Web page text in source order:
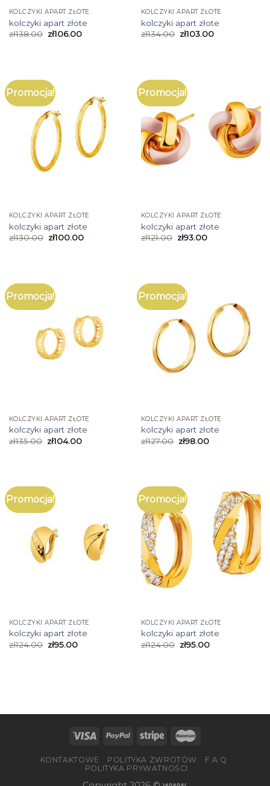
KOLCZYKI APART ZŁOTE
kolczyki apart złote
zł138.00 zł106.00
KOLCZYKI APART ZŁOTE
kolczyki apart złote
zł134.00 zł103.00
Promocja!
KOLCZYKI APART ZŁOTE
kolczyki apart złote
zł130.00 zł100.00
Promocja!
KOLCZYKI APART ZŁOTE
kolczyki apart złote
zł121.00 zł93.00
Promocja!
KOLCZYKI APART ZŁOTE
kolczyki apart złote
zł135.00 zł104.00
Promocja!
KOLCZYKI APART ZŁOTE
kolczyki apart złote
zł127.00 zł98.00
Promocja!
KOLCZYKI APART ZŁOTE
kolczyki apart złote
zł124.00 zł95.00
Promocja!
KOLCZYKI APART ZŁOTE
kolczyki apart złote
zł124.00 zł95.00
KONTAKTOWE POLITYKA ZWROTÓW
F.A.Q
POLITYKA PRYWATNOŚCI